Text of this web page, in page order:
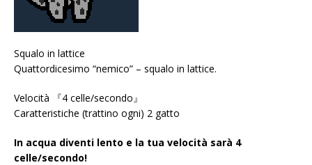
Squalo in lattice
Quattordicesimo “nemico” – squalo in lattice.
Velocità 『4 celle/secondo』
Caratteristiche (trattino ogni) 2 gatto
In acqua diventi lento e la tua velocità sarà 4
celle/secondo!